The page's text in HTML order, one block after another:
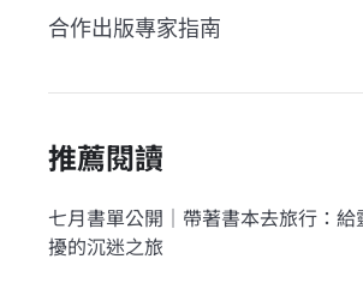
合作出版專家指南
推薦閱讀
七月書單公開｜帶著書本去旅行：
擾的沉迷之旅